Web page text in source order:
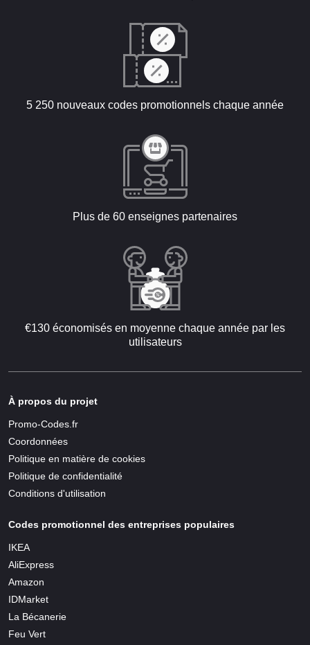
5 250 nouveaux codes promotionnels chaque année
Plus de 60 enseignes partenaires
€130 économisés en moyenne chaque année par les
utilisateurs
À propos du projet
Promo-Codes.fr
Coordonnées
Politique en matière de cookies
Politique de confidentialité
Conditions d'utilisation
Codes promotionnel des entreprises populaires
IKEA
AliExpress
Amazon
IDMarket
La Bécanerie
Feu Vert